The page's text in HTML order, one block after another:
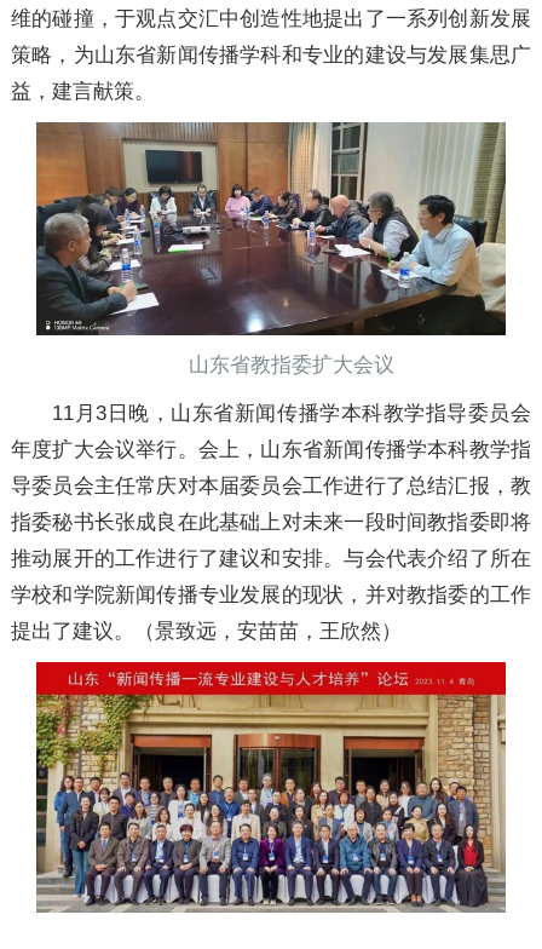
维的碰撞，于观点交汇中创造性地提出了一系列创新发展
策略，为山东省新闻传播学科和专业的建设与发展集思广
益，建言献策。
山东省教指委扩大会议
11月3日晚，山东省新闻传播学本科教学指导委员会
年度扩大会议举行。会上，山东省新闻传播学本科教学指
导委员会主任常庆对本届委员会工作进行了总结汇报，教
指委秘书长张成良在此基础上对未来一段时间教指委即将
推动展开的工作进行了建议和安排。与会代表介绍了所在
学校和学院新闻传播专业发展的现状，并对教指委的工作
提出了建议。（景致远，安苗苗，王欣然）